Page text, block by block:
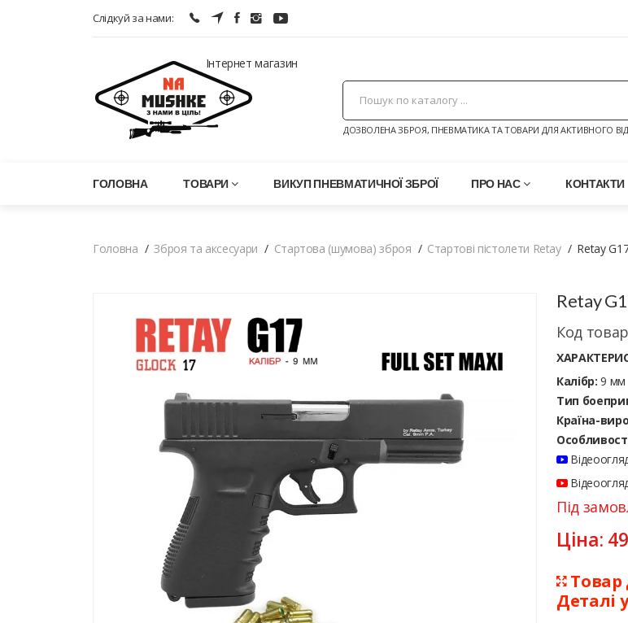
Слідкуй за нами:
Інтернет магазин
ДОЗВОЛЕНА ЗБРОЯ, ПНЕВМАТИКА ТА ТОВАРИ ДЛЯ АКТИВНОГО
ГОЛОВНА ТОВАРИ ВИКУП ПНЕВМАТИЧНОЇ ЗБРОЇ ПРО НАС КОНТАКТИ
Головна Зброя та аксесуари Стартова (шумова) зброя Стартові пістолети Retay Retay
Retay
Код
Калібр: 9 мм
Тип
Країна-
Під
Ціна:
Товар
Деталі